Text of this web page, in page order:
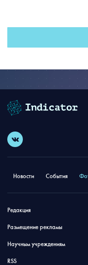
Новости События
Редакция
Размещение рекламы
Научным учреждениям
RSS